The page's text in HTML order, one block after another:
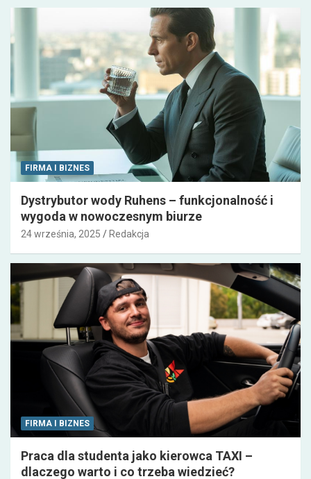
FIRMA I BIZNES
Dystrybutor wody Ruhens – funkcjonalność i
wygoda w nowoczesnym biurze
24 września, 2025 Redakcja
FIRMA I BIZNES
Praca dla studenta jako kierowca TAXI –
dlaczego warto i co trzeba wiedzieć?